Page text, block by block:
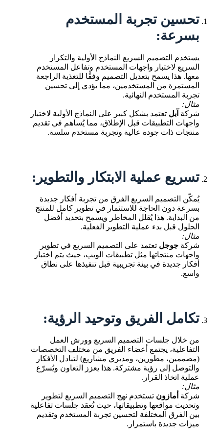
تحسين تجربة المستخدم
بسرعة:
يستخدم التصميم السريع النماذج الأولية والتكرار
السريع لاختبار واجهات المستخدم وتفاعل المستخدم
معها. هذا يسمح بتعديل التصميم وفقًا للتغذية الراجعة
المستمرة من المستخدمين، مما يؤدي إلى تحسين
تجربة المستخدم النهائية.
مثال:
شركة آبل تعتمد بشكل كبير على النماذج الأولية لاختبار
واجهات التطبيقات قبل الإطلاق، مما يُساهم في تقديم
منتجات ذات جودة عالية وتجربة مستخدم سلسة.
تسريع عملية الابتكار والتطوير:
يُمكّن التصميم السريع الفرق من تجربة أفكار جديدة
بسرعة دون الحاجة للاستثمار في تطوير كامل للمنتج
من البداية. هذا يُقلل المخاطر ويسمح بتحديد أفضل
الحلول قبل بدء عملية التطوير الفعلية.
مثال:
شركة جوجل تعتمد على التصميم السريع في تطوير
واجهات منتجاتها مثل تطبيقات الويب، حيث يتم اختبار
أفكار جديدة في بيئة تجريبية قبل تنفيذها على نطاق
واسع.
تكامل الفريق وتوحيد الرؤية:
من خلال جلسات التصميم السريع وورش العمل
التفاعلية، يجتمع أعضاء الفريق من مختلف التخصصات
(مصممين، مطورين، ومديري مشاريع) لتبادل الأفكار
والتوصل إلى رؤية مشتركة. هذا يعزز التعاون ويُسرّع
عملية اتخاذ القرار.
مثال:
شركة أمازون تستخدم نهج التصميم السريع لتطوير
وتحديث مواقعها وتطبيقاتها، حيث تُعقد جلسات تفاعلية
بين الفرق المختلفة لتحسين تجربة المستخدم وتقديم
ميزات جديدة باستمرار.